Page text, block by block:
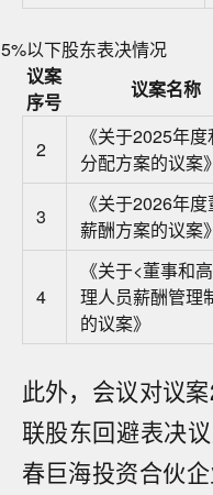
5%以下股东表决情况
议案
序号
议案名称
2
《关于2025年
分配方案的议案》
3
《关于2026年
薪酬方案的议案》
4
《关于<董事和
理人员薪酬管理
的议案》
此外，会议对议
联股东回避表决
春巨海投资合伙